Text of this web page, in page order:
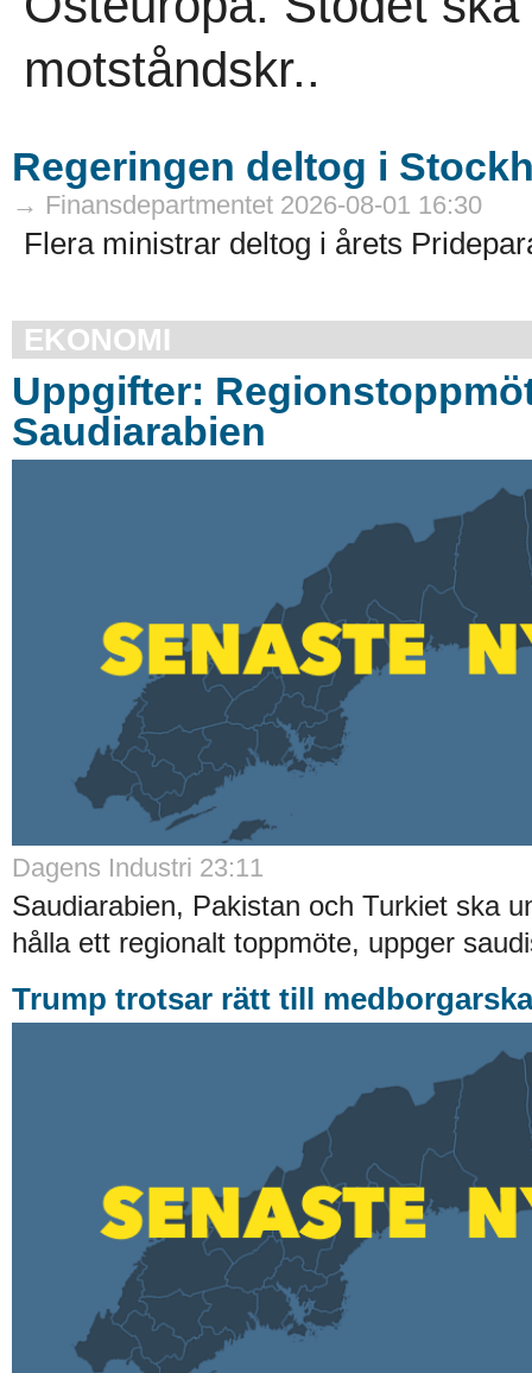
motståndskr..
Regeringen deltog i
→ Finansdepartmentet 2026-08-01 16:30
Flera ministrar deltog i årets
EKONOMI
Uppgifter:
Saudiarabien
Dagens Industri 23:11
Saudiarabien, Pakistan och Turkiet ska
hålla ett regionalt toppmöte, uppger
Trump trotsar rätt till